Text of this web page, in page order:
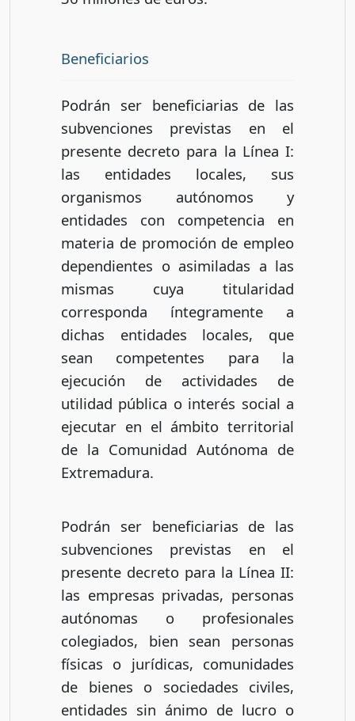
Beneficiarios
Podrán ser beneficiarias de las
subvenciones previstas en el
presente decreto para la Línea I:
las entidades locales, sus
organismos autónomos y
entidades con competencia en
materia de promoción de empleo
dependientes o asimiladas a las
mismas cuya titularidad
corresponda íntegramente a
dichas entidades locales, que
sean competentes para la
ejecución de actividades de
utilidad pública o interés social a
ejecutar en el ámbito territorial
de la Comunidad Autónoma de
Extremadura.
Podrán ser beneficiarias de las
subvenciones previstas en el
presente decreto para la Línea II:
las empresas privadas, personas
autónomas o profesionales
colegiados, bien sean personas
físicas o jurídicas, comunidades
de bienes o sociedades civiles,
entidades sin ánimo de lucro o